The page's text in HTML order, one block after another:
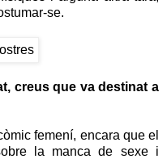
se.
creus que va destinat a
femení, encara que el
la manca de sexe i